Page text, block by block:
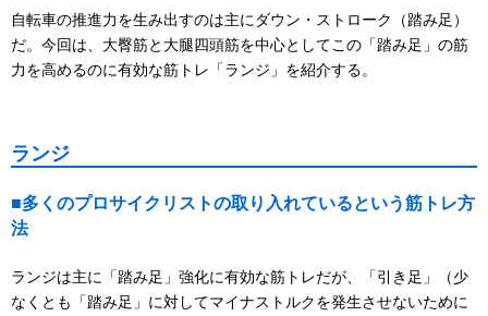
自転車の推進力を生み出すのは主にダウン・ストローク（踏み足）
だ。今回は、大臀筋と大腿四頭筋を中心としてこの「踏み足」の筋
力を高めるのに有効な筋トレ「ランジ」を紹介する。
ランジ
■多くのプロサイクリストの取り入れているという筋トレ方
法
ランジは主に「踏み足」強化に有効な筋トレだが、「引き足」（少
なくとも「踏み足」に対してマイナストルクを発生させないために